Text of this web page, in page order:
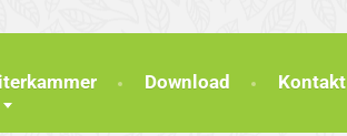
Download Kontakt